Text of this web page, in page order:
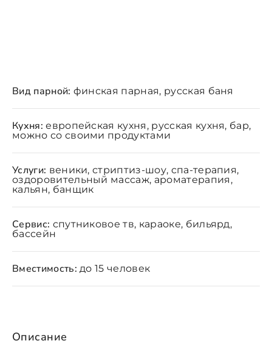
Описание
Вид парной: финская парная, русская баня
Кухня: европейская кухня, русская кухня, бар,
можно со своими продуктами
Услуги: веники, стриптиз-шоу, спа-терапия,
оздоровительный массаж, ароматерапия,
кальян, банщик
Сервис: спутниковое тв, караоке, бильярд,
бассейн
Вместимость: до 15 человек